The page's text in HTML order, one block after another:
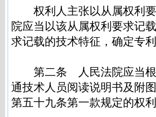
权利人主张以从属权利要
院应当以该从属权利要求记
求记载的技术特征，确定专
第二条 人民法院应当
通技术人员阅读说明书及附
第五十九条第一款规定的权利